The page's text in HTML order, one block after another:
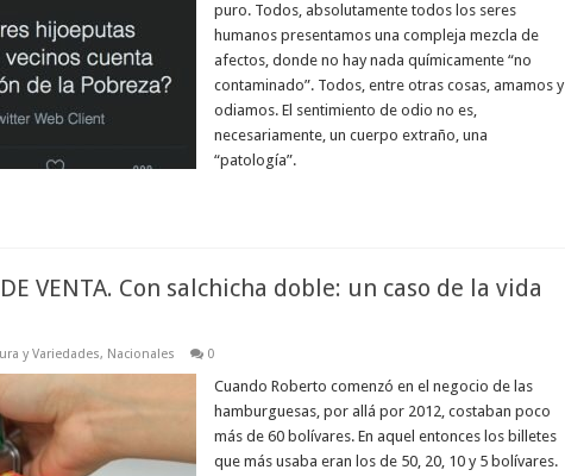
puro. Todos, absolutamente todos los seres
humanos presentamos una compleja mezcla de
afectos, donde no hay nada químicamente “no
contaminado”. Todos, entre otras cosas, amamos y
odiamos. El sentimiento de odio no es,
necesariamente, un cuerpo extraño, una
“patología”.
DE VENTA. Con salchicha doble: un caso de la vida
y Variedades, Nacionales 0
Cuando Roberto comenzó en el negocio de las
hamburguesas, por allá por 2012, costaban poco
más de 60 bolívares. En aquel entonces los billetes
que más usaba eran los de 50, 20, 10 y 5 bolívares.